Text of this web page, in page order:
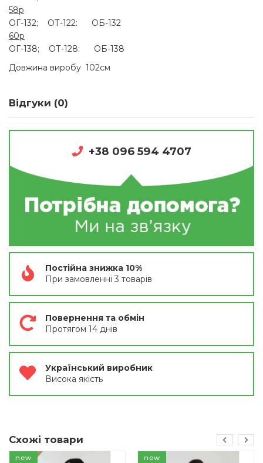
58р
ОГ-132; ОТ-122: ОБ-132
60р
ОГ-138; ОТ-128: ОБ-138
Довжина виробу 102см
Відгуки (0)
+38 096 594 4707
Постійна знижка 10%
При замовленні 3 товарів
Повернення та обмін
Протягом 14 днів
Український виробник
Висока якість
Схожі товари
new new